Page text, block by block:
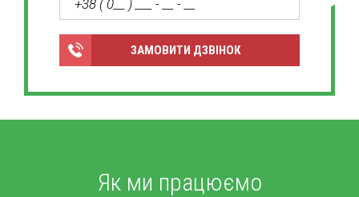
ЗАМОВИТИ ДЗВІНОК
Як ми працюємо